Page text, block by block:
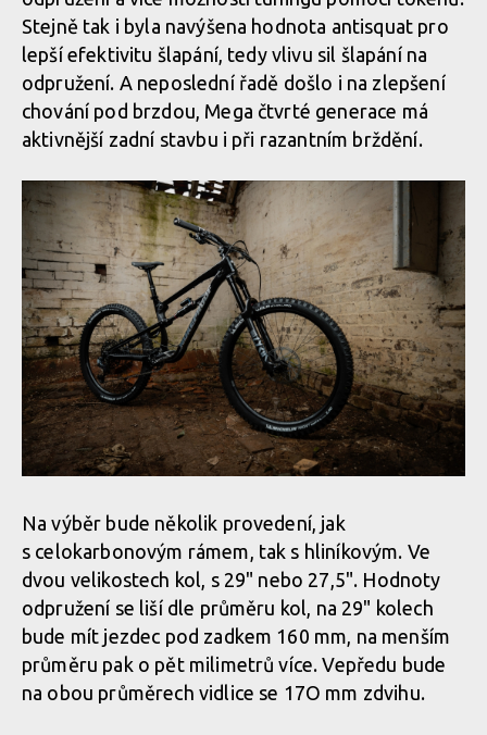
Novinka: Nukeproof Mega - počtvrté stejně a přesto jinak
Novinka: Nukeproof Mega - počtvrté stejně a přesto jinak
Novinka: Nukeproof Mega - počtvrté stejně a přesto jinak
Stejně tak i byla navýšena hodnota antisquat pro
lepší efektivitu šlapání, tedy vlivu sil šlapání na
odpružení. A neposlední řadě došlo i na zlepšení
chování pod brzdou, Mega čtvrté generace má
aktivnější zadní stavbu i při razantním brždění.
Na výběr bude několik provedení, jak
s celokarbonovým rámem, tak s hliníkovým. Ve
dvou velikostech kol, s 29" nebo 27,5". Hodnoty
odpružení se liší dle průměru kol, na 29" kolech
bude mít jezdec pod zadkem 160 mm, na menším
průměru pak o pět milimetrů více. Vepředu bude
na obou průměrech vidlice se 17O mm zdvihu.